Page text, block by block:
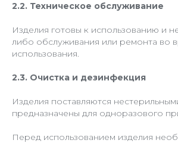
2.2. Техническое обслуживание
Изделия готовы к использованию и
либо обслуживания или ремонта во
использования.
2.3. Очистка и дезинфекция
Изделия поставляются
предназначены для одноразового
Перед использованием изделия